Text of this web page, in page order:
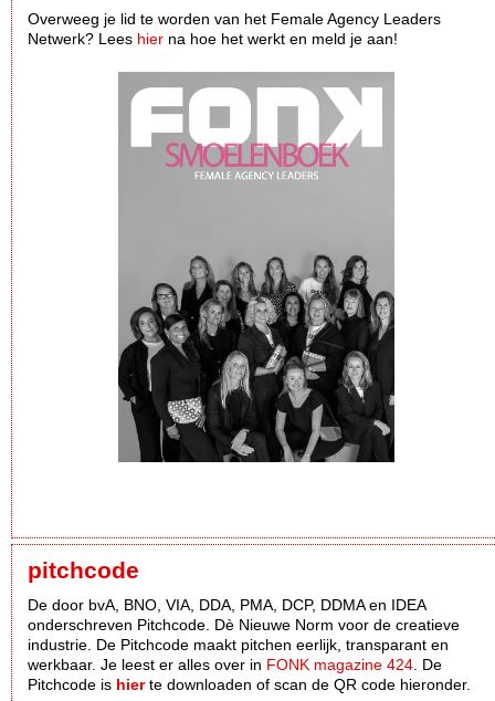
Overweeg je lid te worden van het Female Agency Leaders
Netwerk? Lees hier na hoe het werkt en meld je aan!
pitchcode
De door bvA, BNO, VIA, DDA, PMA, DCP, DDMA en IDEA
onderschreven Pitchcode. Dè Nieuwe Norm voor de creatieve
industrie. De Pitchcode maakt pitchen eerlijk, transparant en
werkbaar. Je leest er alles over in FONK magazine 424 . De
Pitchcode is hierte downloaden of scan de QR code hieronder.